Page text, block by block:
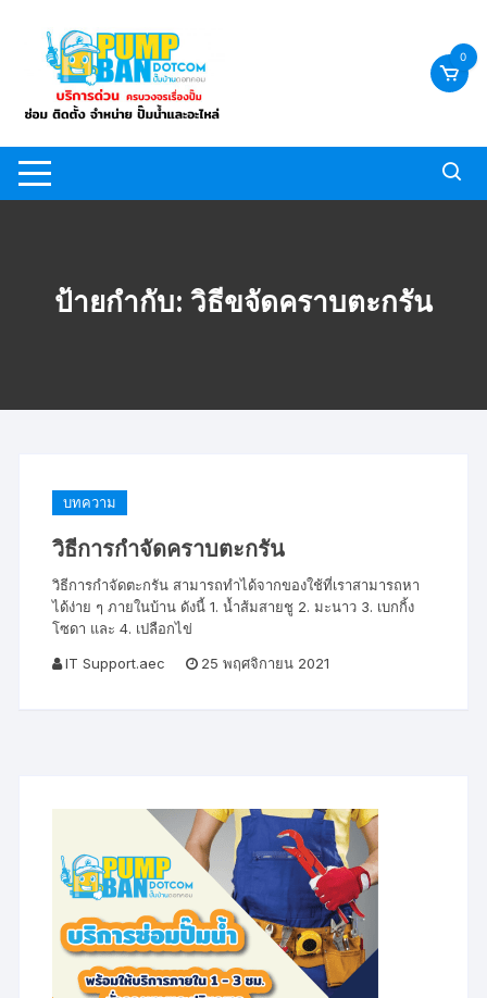
content
0
ป้ายกำกับ: วิธีขจัดคราบตะกรัน
บทความ
วิธีการกำจัดคราบตะกรัน
วิธีการกำจัดตะกรัน สามารถทำได้จากของใช้ที่เราสามารถหา
ได้ง่าย ๆ ภายในบ้าน ดังนี้ 1. น้ำส้มสายชู 2. มะนาว 3. เบกกิ้ง
โซดา และ 4. เปลือกไข่
IT Support.aec
25 พฤศจิกายน 2021